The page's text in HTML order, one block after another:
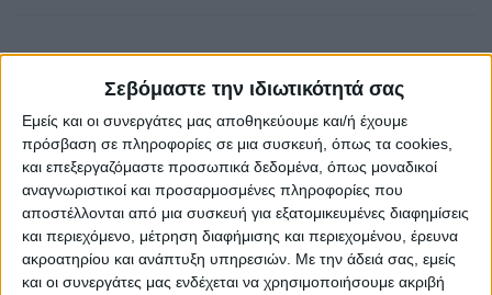
Σεβόμαστε την ιδιωτικότητά σας
Εμείς και οι συνεργάτες μας αποθηκεύουμε και/ή έχουμε
πρόσβαση σε πληροφορίες σε μια συσκευή, όπως τα cookies,
και επεξεργαζόμαστε προσωπικά δεδομένα, όπως μοναδικοί
αναγνωριστικοί και προσαρμοσμένες πληροφορίες που
αποστέλλονται από μια συσκευή για εξατομικευμένες διαφημίσεις
και περιεχόμενο, μέτρηση διαφήμισης και περιεχομένου, έρευνα
ακροατηρίου και ανάπτυξη υπηρεσιών. Με την άδειά σας, εμείς
και οι συνεργάτες μας ενδέχεται να χρησιμοποιήσουμε ακριβή
AUTHOR
Σταμάτης Κ. Ρουσόδημος